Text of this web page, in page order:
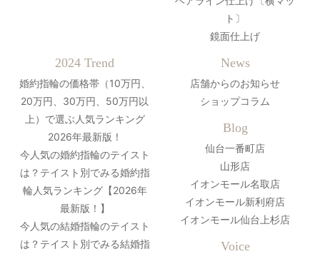
ト〕
鏡面仕上げ
2024 Trend
婚約指輪の価格帯（10万円、
20万円、30万円、50万円以
上）で選ぶ人気ランキング
2026年最新版！
今人気の婚約指輪のテイスト
は？テイスト別でみる婚約指
輪人気ランキング【2026年
最新版！】
今人気の結婚指輪のテイスト
は？テイスト別でみる結婚指
News
店舗からのお知らせ
ショップコラム
Blog
仙台一番町店
山形店
イオンモール名取店
イオンモール新利府店
イオンモール仙台上杉店
Voice